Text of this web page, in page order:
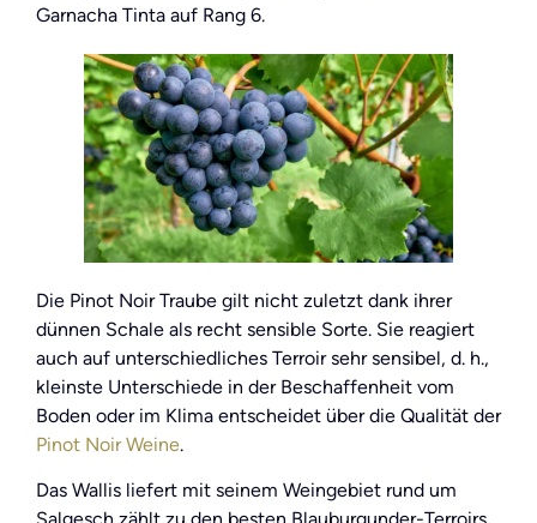
Garnacha Tinta auf Rang 6.
Die Pinot Noir Traube gilt nicht zuletzt dank ihrer
dünnen Schale als recht sensible Sorte. Sie reagiert
auch auf unterschiedliches Terroir sehr sensibel, d. h.,
kleinste Unterschiede in der Beschaffenheit vom
Boden oder im Klima entscheidet über die Qualität der
Pinot Noir Weine.
Das Wallis liefert mit seinem Weingebiet rund um